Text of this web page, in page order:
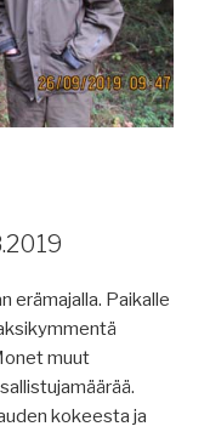
erämajalla. Paikalle
muut
kokeesta ja